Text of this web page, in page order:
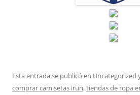
Esta entrada se publicó en Uncategorized
comprar camisetas irun,tiendas de ropa